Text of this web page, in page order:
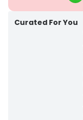
Curated For You